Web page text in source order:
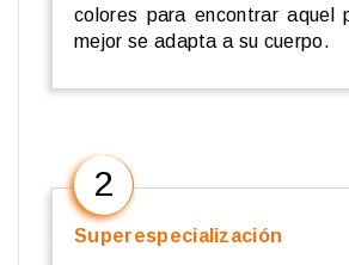
colores para encontrar aquel
mejor se adapta a su cuerpo.
2
Superespecialización